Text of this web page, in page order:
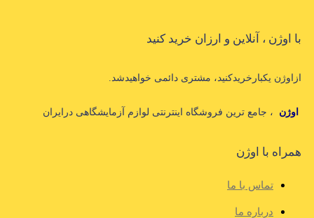
با اوژن ، آنلاین و ارزان خرید کنید
ازاوژن یکبارخریدکنید، مشتری دائمی خواهیدشد.
اوژن ، جامع ترین فروشگاه اینترنتی لوازم آزمایشگاهی درایران
همراه با اوژن
تماس با ما
درباره ما